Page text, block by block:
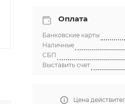
Оплата
Банковские карты
Наличные
СБП
Выставить счет
Цена